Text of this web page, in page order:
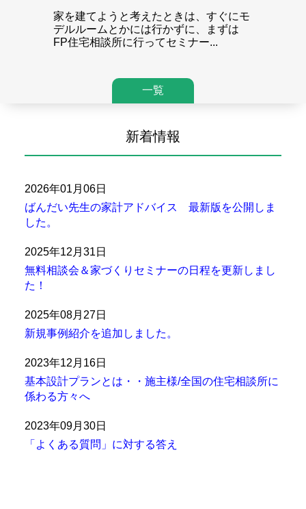
家を建てようと考えたときは、すぐにモ
デルルームとかには行かずに、まずは
FP住宅相談所に行ってセミナー...
一覧
新着情報
2026年01月06日
ばんだい先生の家計アドバイス 最新版を公開しま
した。
2025年12月31日
無料相談会＆家づくりセミナーの日程を更新しまし
た！
2025年08月27日
新規事例紹介を追加しました。
2023年12月16日
基本設計プランとは・・施主様/全国の住宅相談所に
係わる方々へ
2023年09月30日
「よくある質問」に対する答え